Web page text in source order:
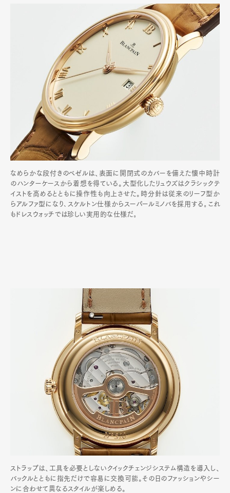
なめらかな段付きのベゼルは、表面に開閉式のカバーを備えた懐中時計
のハンターケースから着想を得ている。大型化したリュウズはクラシックテ
イストを高めるとともに操作性も向上させた。時分針は従来のリーフ型か
らアルファ型になり､スケルトン仕様からスーパールミノバを採用する｡これ
もドレスウォッチでは珍しい実用的な仕様だ｡
ストラップは、工具を必要としないクイックチェンジシステム構造を導入し、
バックルとともに指先だけで容易に交換可能。その日のファッションやシー
ンに合わせて異なるスタイルが楽しめる。